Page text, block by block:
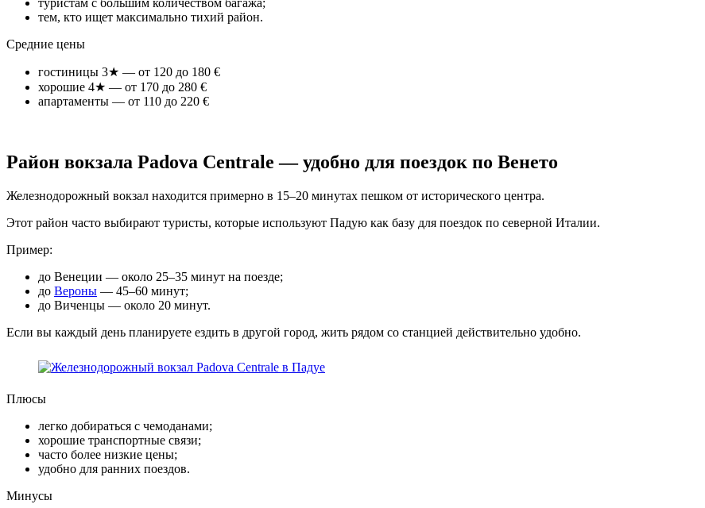
тем, кто ищет максимально тихий район.
Средние цены
гостиницы 3★ — от 120 до 180 €
хорошие 4★ — от 170 до 280 €
апартаменты — от 110 до 220 €
Район вокзала Padova Centrale — удобно для поездок по Венето
Железнодорожный вокзал находится примерно в 15–20 минутах пешком от исторического центра.
Этот район часто выбирают туристы, которые используют Падую как базу для поездок по северной Италии.
Пример:
до Венеции — около 25–35 минут на поезде;
до Вероны — 45–60 минут;
до Виченцы — около 20 минут.
Если вы каждый день планируете ездить в другой город, жить рядом со станцией действительно удобно.
Плюсы
легко добираться с чемоданами;
хорошие транспортные связи;
часто более низкие цены;
удобно для ранних поездов.
Минусы